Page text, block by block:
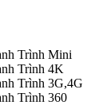
Trình Mini
Trình 4K
Trình 3G,4G
Trình 360